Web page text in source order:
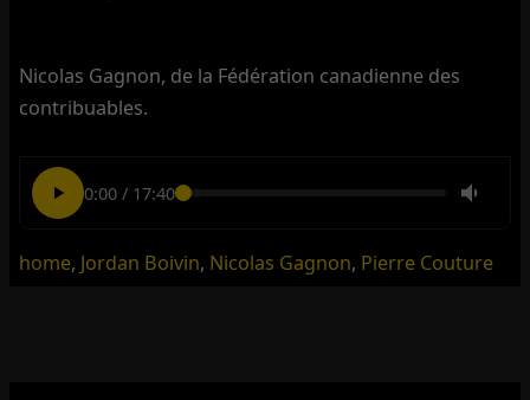
Nicolas Gagnon, de la Fédération canadienne des
contribuables.
0:00/ 17:40
home, Jordan Boivin, Nicolas Gagnon, Pierre Couture